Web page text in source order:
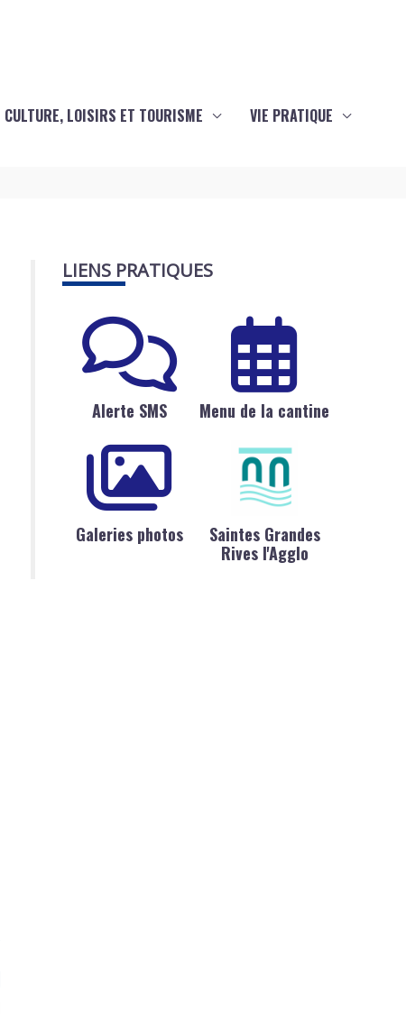
CULTURE, LOISIRS ET TOURISME VIE PRATIQUE
LIENS PRATIQUES
Alerte SMS Menu de la cantine
Galeries photos
Saintes Grandes
Rives l'Agglo